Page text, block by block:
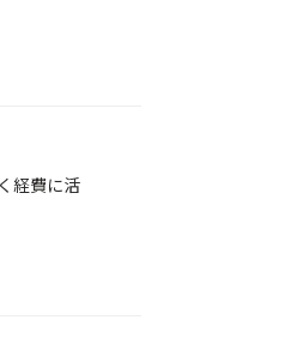
経費に活